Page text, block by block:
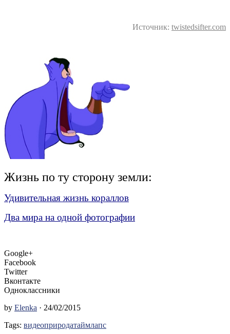
Источник: twistedsifter.com
Жизнь по ту сторону земли:
Удивительная жизнь кораллов
Два мира на одной фотографии
Google+
Facebook
Twitter
Вконтакте
Одноклассники
by Elenka · 24/02/2015
Tags: видеоприродатаймлапс